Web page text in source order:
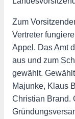
Zum
Vertreter
Appel. Das Amt
aus und zum
gewählt.
Majunke, Klaus
Christian Brand.